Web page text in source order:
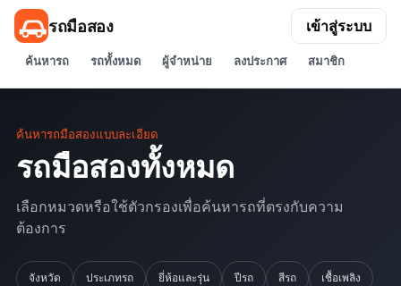
รถมือสอง
ค้นหารถ รถทั้งหมด ผู้จำหน่าย ลงประกาศ สมาชิก
เข้าสู่ระบบ
ค้นหารถมือสองแบบละเอียด
รถมือสองทั้งหมด
เลือกหมวดหรือใช้ตัวกรองเพื่อค้นหารถที่ตรงกับความ
ต้องการ
จังหวัด ประเภทรถ ยี่ห้อและรุ่น ปีรถ สีรถ เชื้อเพลิง